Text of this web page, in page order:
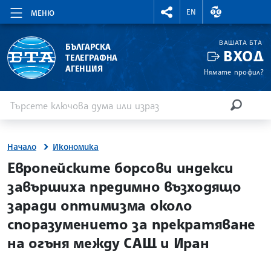
МЕНЮ
RIGHTMENU.SOCIAL
EN
ВАЛУТНИ
БЪЛГАРСКА
ТЕЛЕГРАФНА
АГЕНЦИЯ
ВАШАТА БТА
ВХОД
Нямате профил?
Начало Икономика
site.bta
Европейските борсови индекси
завършиха предимно възходящо
заради оптимизма около
споразумението за прекратяване
на огъня между САЩ и Иран